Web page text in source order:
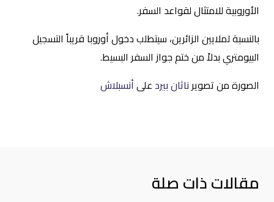
الأوروبية للامتثال لقواعد السفر.
بالنسبة لملايين الزائرين، سيتطلب دخول أوروبا قريباً التسجيل
البيومتري بدلاً من ختم جواز السفر البسيط.
الصورة من تصويرناثان بيرد علىأنسبلاش
مقالات ذات صلة